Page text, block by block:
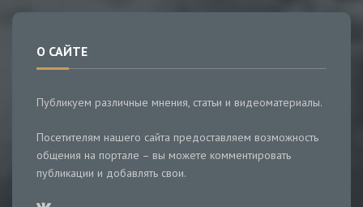
О САЙТЕ
Публикуем различные мнения, статьи и видеоматериалы.
Посетителям нашего сайта предоставляем возможность
общения на портале – вы можете комментировать
публикации и добавлять свои.